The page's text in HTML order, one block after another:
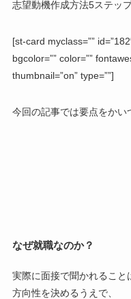
志望動機作成方法5ステッ
[st-card myclass=””
bgcolor=”” color=””
thumbnail=”on” type=””]
今回の記事では要点をかい
なぜ就職なのか？
実際に面接で聞かれるこ
方向性を決めるうえで、